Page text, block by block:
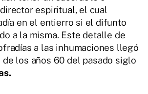
espiritual, el cual
en el entierro si el difunto
a la misma. Este detalle de
a las inhumaciones llegó
de los años 60 del pasado siglo